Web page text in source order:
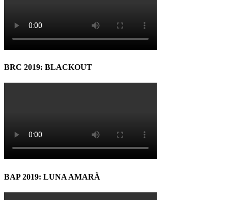
BRC 2019: BLACKOUT
BAP 2019: LUNA AMARĂ